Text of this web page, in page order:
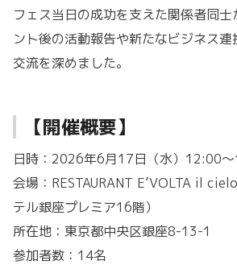
フェス当日の成功を支えた関係者同
ント後の活動報告や新たなビジネス
交流を深めました。
【開催概要】
日時：2026年6月17日（水）12:00
会場：RESTAURANT E’VOLTA il
テル銀座プレミア16階）
所在地：東京都中央区銀座8-13-1
参加者数：14名